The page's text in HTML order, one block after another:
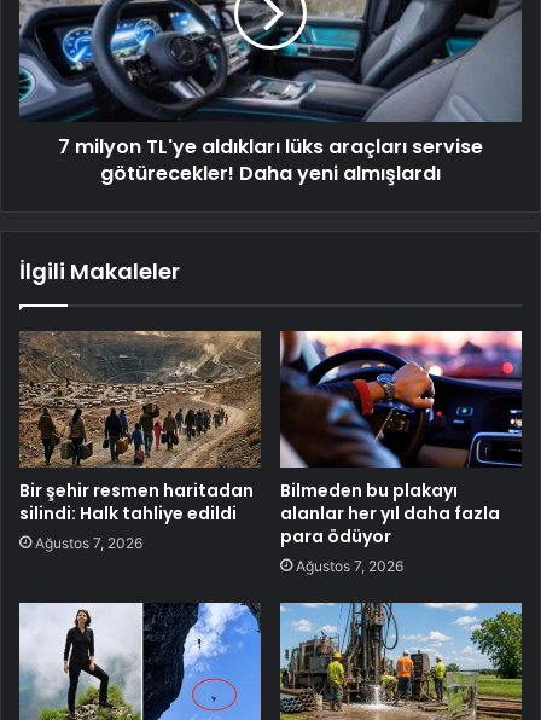
7 milyon TL'ye aldıkları lüks araçları servise
götürecekler! Daha yeni almışlardı
İlgili Makaleler
Bir şehir resmen haritadan
silindi: Halk tahliye edildi
Ağustos 7, 2026
Bilmeden bu plakayı
alanlar her yıl daha fazla
para ödüyor
Ağustos 7, 2026